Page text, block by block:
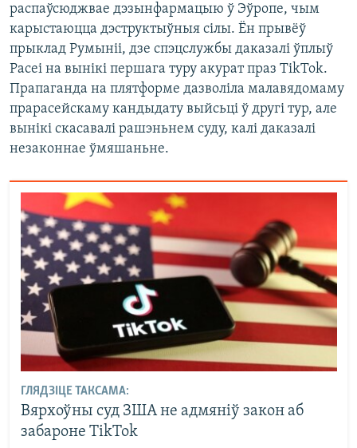
распаўсюджвае дэзынфармацыю ў Эўропе, чым
карыстаюцца дэструктыўныя сілы. Ён прывёў
прыклад Румыніі, дзе спэцслужбы даказалі ўплыў
Расеі на вынікі першага туру акурат праз TikTok.
Прапаганда на плятформе дазволіла малавядомаму
прарасейскаму кандыдату выйсьці ў другі тур, але
вынікі скасавалі рашэньнем суду, калі даказалі
незаконнае ўмяшаньне.
ГЛЯДЗІЦЕ ТАКСАМА:
Вярхоўны суд ЗША не адмяніў закон аб
забароне TikTok